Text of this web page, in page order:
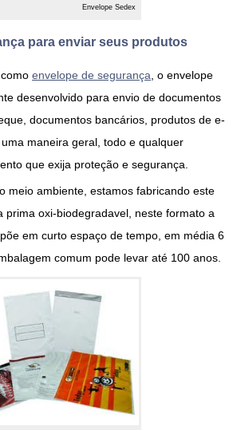
Envelope Sedex
para enviar seus produtos
envelope de segurança , o envelope
desenvolvido para envio de documentos
documentos bancários, produtos de e-
maneira geral, todo e qualquer
que exija proteção e segurança.
meio ambiente, estamos fabricando este
prima oxi-biodegradavel, neste formato a
em curto espaço de tempo, em média 6
comum pode levar até 100 anos.